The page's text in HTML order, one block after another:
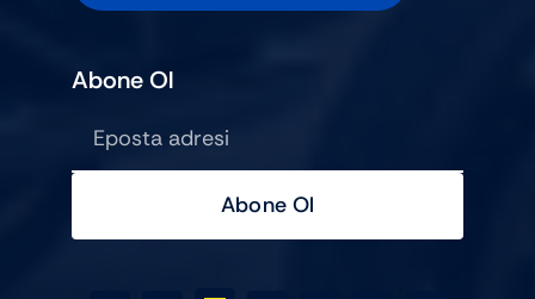
Abone Ol
Abone Ol